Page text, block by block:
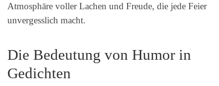
Atmosphäre voller Lachen und Freude, die jede Feier
unvergesslich macht.
Die Bedeutung von Humor in
Gedichten